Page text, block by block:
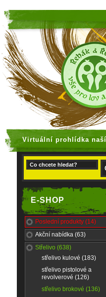
Virtuální prohlídka
E-SHOP
Poslední produkty (14)
Akční nabídka (63)
Střelivo (638)
střelivo kulové (183)
střelivo pistolové a
revolverové (126)
střelivo brokové (136)